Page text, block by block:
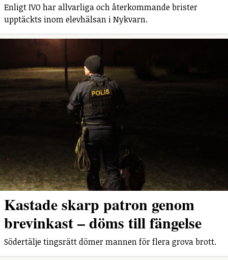
Enligt IVO har allvarliga och återkommande brister
upptäckts inom elevhälsan i Nykvarn.
Kastade skarp patron genom
brevinkast – döms till fängelse
Södertälje tingsrätt dömer mannen för flera grova brott.